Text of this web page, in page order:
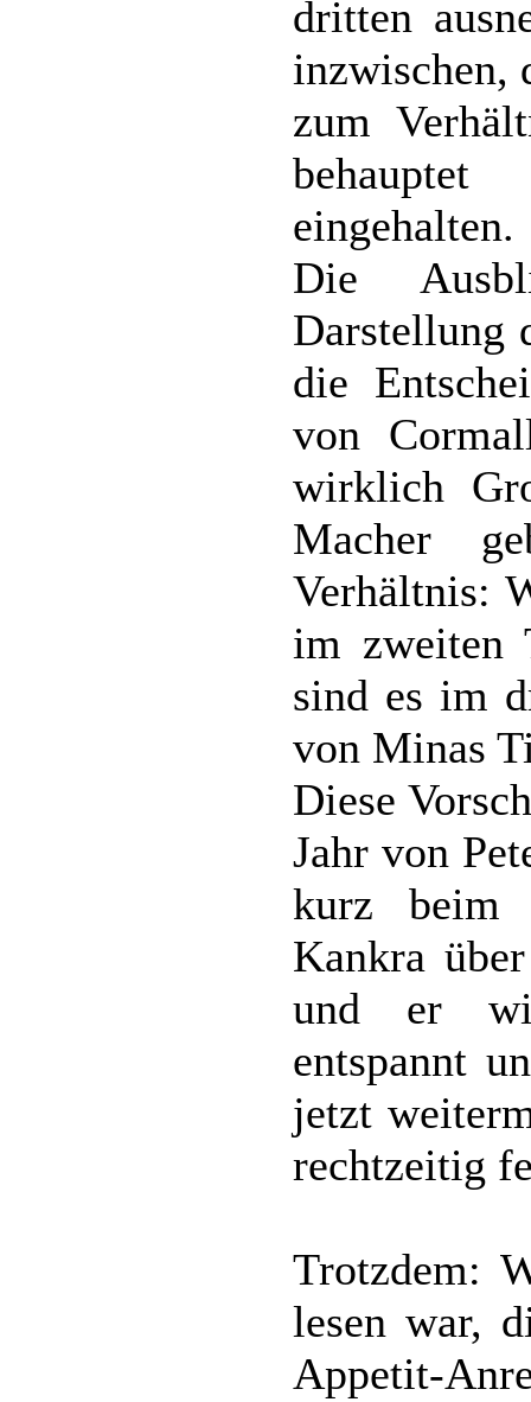
dritten
inzwischen,
zum
eingehalten.
Die
Darstellung
die
von
wirklich
Macher
Verhältnis:
im zweiten
sind es im
von Minas
Diese
Jahr von
kurz beim
Kankra
und er
entspannt
jetzt
rechtzeitig
Trotzdem:
lesen war,
Appetit-